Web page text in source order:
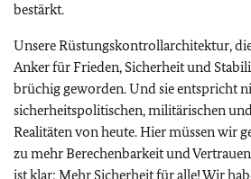
bestärkt.
Unsere Rüstungskontrollarchitektur,
Anker für Frieden, Sicherheit und
brüchig geworden. Und sie entspricht
sicherheitspolitischen, militärischen
Realitäten von heute. Hier müssen wir
zu mehr Berechenbarkeit und
ist klar: Mehr Sicherheit für alle! Wir